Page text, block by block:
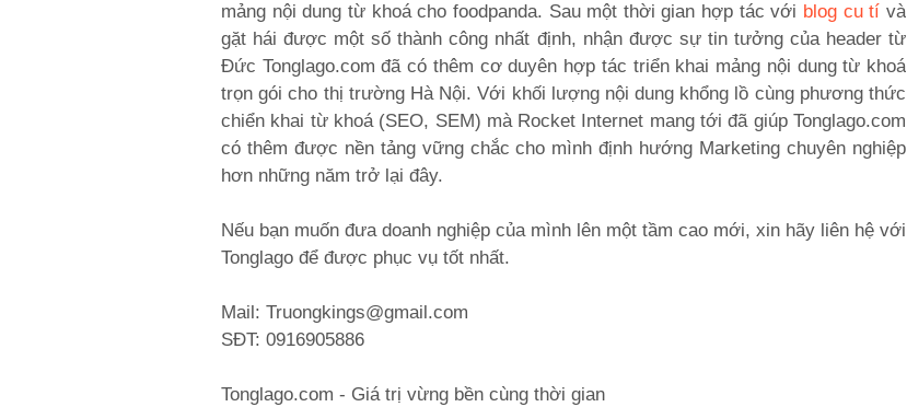
mảng nội dung từ khoá cho foodpanda. Sau một thời gian hợp tác với blog cu tí và
gặt hái được một số thành công nhất định, nhận được sự tin tưởng của header từ
Đức Tonglago.com đã có thêm cơ duyên hợp tác triển khai mảng nội dung từ khoá
trọn gói cho thị trường Hà Nội. Với khối lượng nội dung khổng lồ cùng phương thức
chiển khai từ khoá (SEO, SEM) mà Rocket Internet mang tới đã giúp Tonglago.com
có thêm được nền tảng vững chắc cho mình định hướng Marketing chuyên nghiệp
hơn những năm trở lại đây.
Nếu bạn muốn đưa doanh nghiệp của mình lên một tầm cao mới, xin hãy liên hệ với
Tonglago để được phục vụ tốt nhất.
Mail: Truongkings@gmail.com
SĐT: 0916905886
Tonglago.com - Giá trị vừng bền cùng thời gian